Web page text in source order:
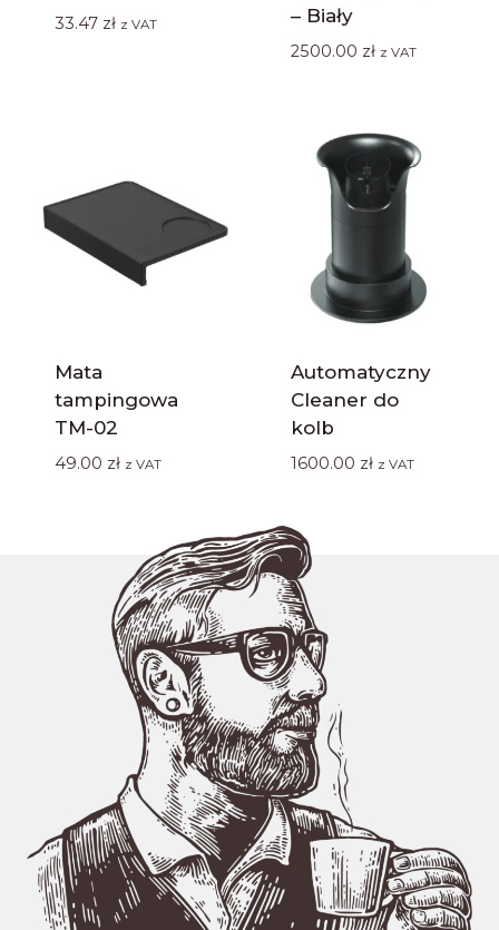
33.47 zł z VAT
– Biały
2500.00 zł z VAT
Mata
tampingowa
TM-02
49.00 zł z VAT
Automatyczny
Cleaner do
kolb
1600.00 zł z VAT